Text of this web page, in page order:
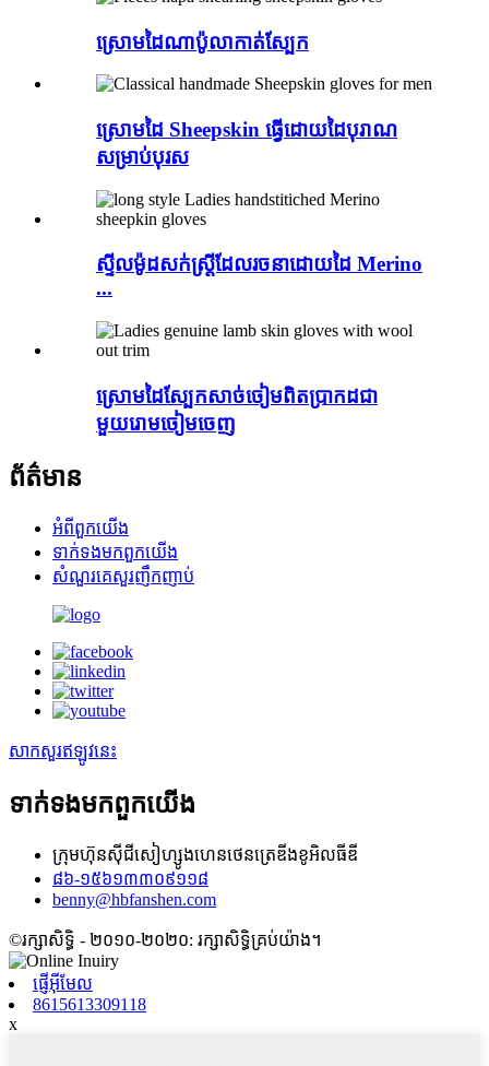
ស្រោមដៃណាប៉ូលាកាត់ស្បែក
ស្រោមដៃ Sheepskin ធ្វើដោយដៃបុរាណ
សម្រាប់បុរស
ស្ទីលម៉ូដសក់ស្ត្រីដែលរចនាដោយដៃ Merino
...
ស្រោមដៃស្បែកសាច់ចៀមពិតប្រាកដជា
មួយរោមចៀមចេញ
ព័ត៌មាន
អំពី​ពួក​យើង
ទាក់ទង​មក​ពួក​យើង
សំណួរគេសួរញឹកញាប់
សាកសួរឥឡូវនេះ
ទាក់ទង​មក​ពួក​យើង
ក្រុមហ៊ុនស៊ីជីសៀហ្សូងហេនថេនត្រេឌីងខូអិលធីឌី
៨៦-១៥៦១៣៣០៩១១៨
benny@hbfanshen.com
©រក្សាសិទ្ធិ - ២០១០-២០២០: រក្សាសិទ្ធិគ្រប់យ៉ាង។
ផ្ញើអ៊ីមែល
8615613309118
x